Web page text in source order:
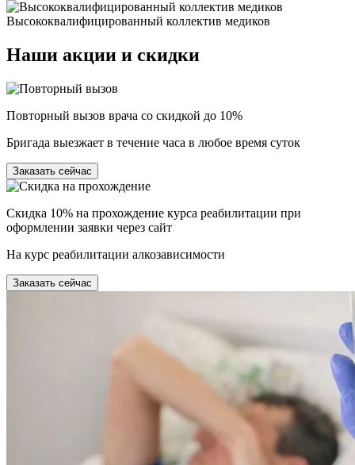
Высококвалифицированный коллектив медиков
Наши акции и скидки
Повторный вызов врача со скидкой до 10%
Бригада выезжает в течение часа в любое время суток
Заказать сейчас
Скидка 10% на прохождение курса реабилитации при
оформлении заявки через сайт
На курс реабилитации алкозависимости
Заказать сейчас